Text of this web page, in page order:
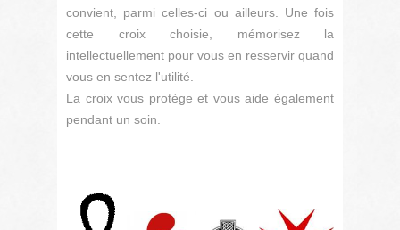
convient, parmi celles-ci ou ailleurs. Une fois
cette croix choisie, mémorisez la
intellectuellement pour vous en resservir quand
vous en sentez l'utilité.
La croix vous protège et vous aide également
pendant un soin.